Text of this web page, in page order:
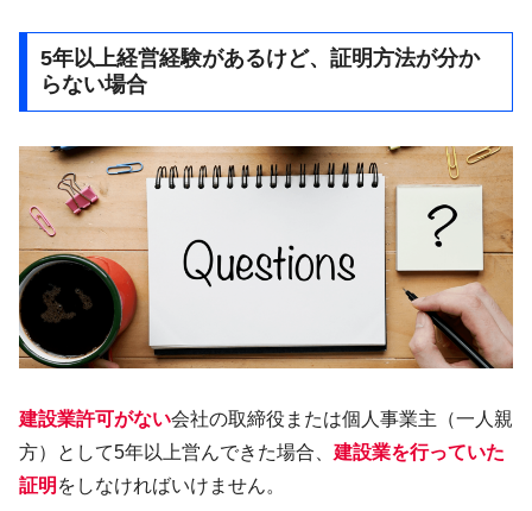
5年以上経営経験があるけど、証明方法が分か
らない場合
建設業許可がない会社の取締役または個人事業主（一人親
方）として5年以上営んできた場合、 建設業を行っていた
証明 をしなければいけません。